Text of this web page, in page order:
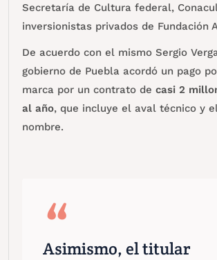
Secretaría de Cultura federal,
inversionistas privados de Fundación
De acuerdo con el mismo Sergio
gobierno de Puebla acordó un pago
marca por un contrato decasi 2
al año, que incluye el aval técnico y
nombre.
Asimismo, el titular